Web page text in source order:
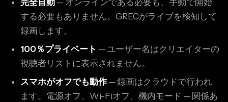
完全自動 — オンラインである必要も、手動で開始
する必要もありません。GRECがライブを検知して
録画します。
100％プライベート — ユーザー名はクリエイターの
視聴者リストに表示されません。
スマホがオフでも動作— 録画はクラウドで行われ
ます。電源オフ、Wi-Fiオフ、機内モード — 関係あ